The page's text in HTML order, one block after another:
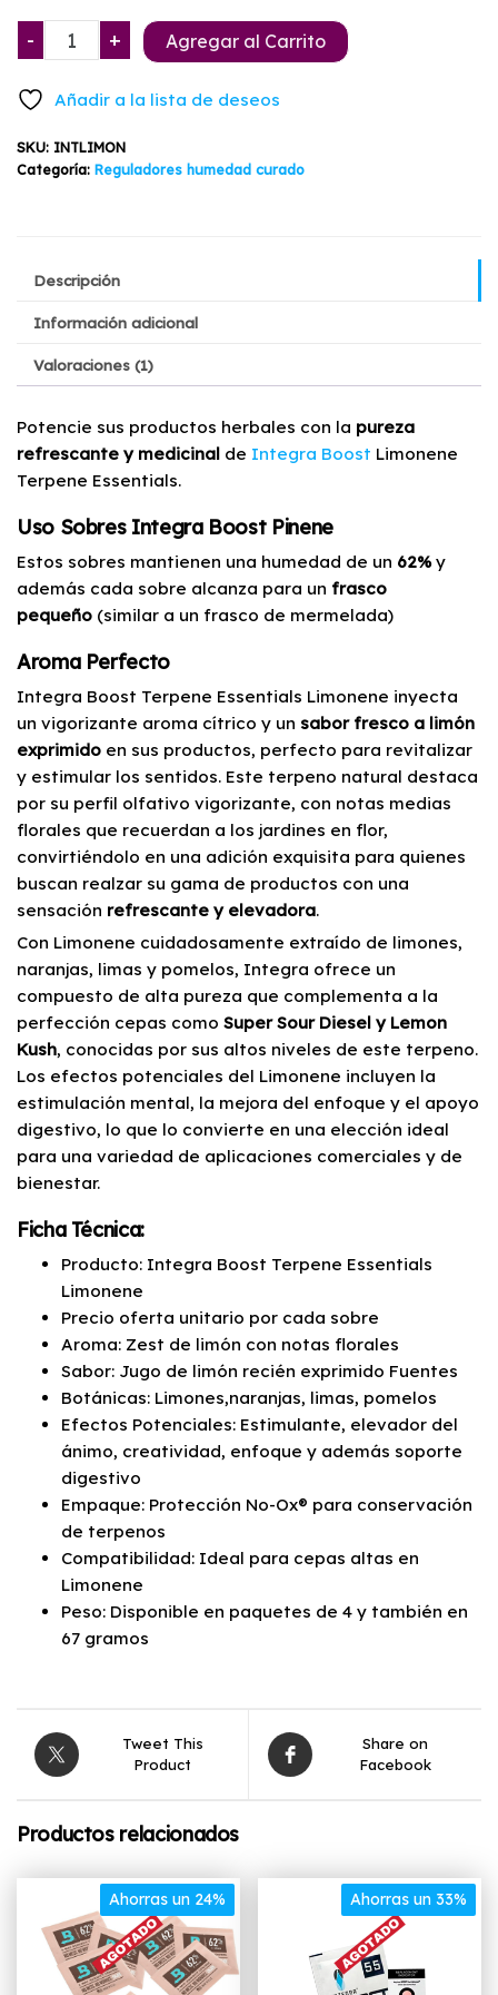
era:
$6.490.
es:
$4.990.
-
Sobre
Integra
Limonene
4g
62%
+ Agregar al Carrito
Añadir a la lista de deseos
SKU: INTLIMON
Categoría: Reguladores humedad curado
Descripción
Información adicional
Valoraciones (1)
Potencie sus productos herbales con la pureza
refrescante y medicinal de Integra Boost Limonene
Terpene Essentials.
Uso Sobres Integra Boost Pinene
Estos sobres mantienen una humedad de un 62%y
además cada sobre alcanza para un frasco
pequeño (similar a un frasco de mermelada)
Aroma Perfecto
Integra Boost Terpene Essentials Limonene inyecta
un vigorizante aroma cítrico y un sabor fresco a limón
exprimido en sus productos, perfecto para revitalizar
y estimular los sentidos. Este terpeno natural destaca
por su perfil olfativo vigorizante, con notas medias
florales que recuerdan a los jardines en flor,
convirtiéndolo en una adición exquisita para quienes
buscan realzar su gama de productos con una
sensación refrescante y elevadora.
Con Limonene cuidadosamente extraído de limones,
naranjas, limas y pomelos, Integra ofrece un
compuesto de alta pureza que complementa a la
perfección cepas como Super Sour Diesel y Lemon
Kush, conocidas por sus altos niveles de este terpeno.
Los efectos potenciales del Limonene incluyen la
estimulación mental, la mejora del enfoque y el apoyo
digestivo, lo que lo convierte en una elección ideal
para una variedad de aplicaciones comerciales y de
bienestar.
Ficha Técnica:
Producto: Integra Boost Terpene Essentials
Limonene
Precio oferta unitario por cada sobre
Aroma: Zest de limón con notas florales
Sabor: Jugo de limón recién exprimido Fuentes
Botánicas: Limones,naranjas, limas, pomelos
Efectos Potenciales: Estimulante, elevador del
ánimo, creatividad, enfoque y además soporte
digestivo
Empaque: Protección No-Ox® para conservación
de terpenos
Compatibilidad: Ideal para cepas altas en
Limonene
Peso: Disponible en paquetes de 4 y también en
67 gramos
Tweet This
Product
Share on
Facebook
Productos relacionados
Ahorras un 24% Ahorras un 33%